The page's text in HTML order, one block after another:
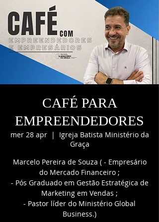
CAFÉ PARA
EMPREENDEDORES
mer 28 apr
  |
Igreja Batista Ministério da
Graça
Marcelo Pereira de Souza ( - Empresário
do Mercado Financeiro ;
- Pós Graduado em Gestão Estratégica de
Marketing em Vendas ;
- Pastor líder do Ministério Global
Business.)